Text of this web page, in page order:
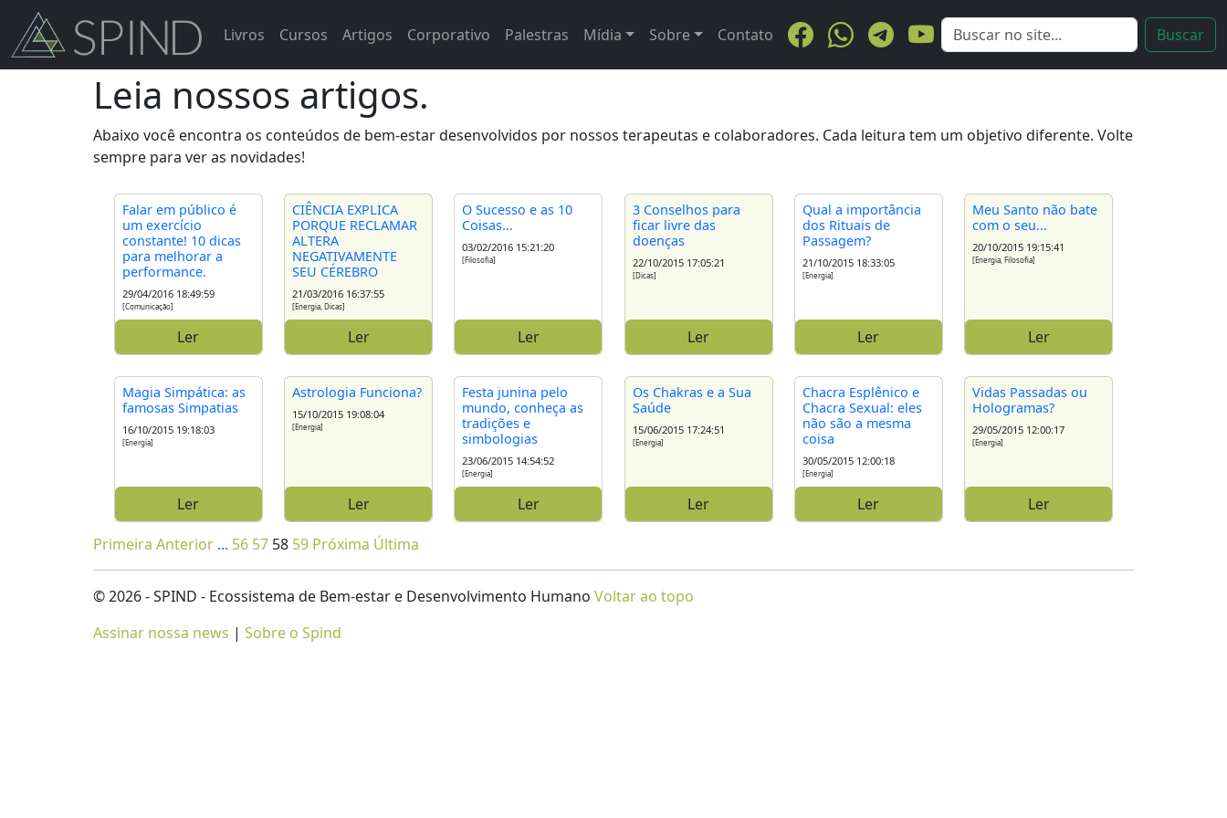
Livros Cursos Artigos Corporativo Palestras Mídia Sobre Contato
Leia nossos artigos.
Abaixo você encontra os conteúdos de bem-estar desenvolvidos por nossos terapeutas e colaboradores. Cada leitura tem um objetivo diferente. Volte
sempre para ver as novidades!
Falar em público é
um exercício
constante! 10 dicas
para melhorar a
performance.
29/04/2016 18:49:59
[Comunicação]
Ler
CIÊNCIA EXPLICA
PORQUE RECLAMAR
ALTERA
NEGATIVAMENTE
SEU CÉREBRO
21/03/2016 16:37:55
[Energia, Dicas]
Ler
O Sucesso e as 10
Coisas...
03/02/2016 15:21:20
[Filosofia]
Ler
3 Conselhos para
ficar livre das
doenças
22/10/2015 17:05:21
[Dicas]
Ler
Qual a importância
dos Rituais de
Passagem?
21/10/2015 18:33:05
[Energia]
Ler
Meu Santo não bate
com o seu...
20/10/2015 19:15:41
[Energia, Filosofia]
Ler
Magia Simpática: as
famosas Simpatias
16/10/2015 19:18:03
[Energia]
Ler
Astrologia Funciona?
15/10/2015 19:08:04
[Energia]
Ler
Festa junina pelo
mundo, conheça as
tradições e
simbologias
23/06/2015 14:54:52
[Energia]
Ler
Os Chakras e a Sua
Saúde
15/06/2015 17:24:51
[Energia]
Ler
Chacra Esplênico e
Chacra Sexual: eles
não são a mesma
coisa
30/05/2015 12:00:18
[Energia]
Ler
Vidas Passadas ou
Hologramas?
29/05/2015 12:00:17
[Energia]
Ler
Primeira Anterior ... 56 57 58 59 Próxima Última
© 2026 - SPIND - Ecossistema de Bem-estar e Desenvolvimento Humano Voltar ao topo
Assinar nossa news | Sobre o Spind